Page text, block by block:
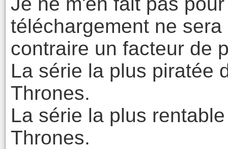
téléchargement ne
contraire un facteur de
La série la plus piratée
Thrones.
La série la plus
Thrones.